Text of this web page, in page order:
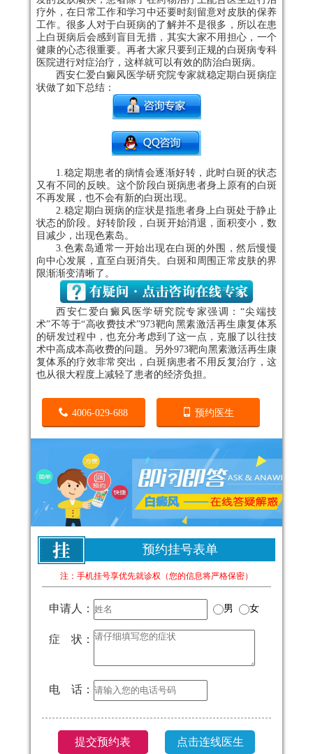
疗外，在日常工作和学习中还要时刻留意对皮肤的保养
工作。很多人对于白斑病的了解并不是很多，所以在患
上白斑病后会感到盲目无措，其实大家不用担心，一个
健康的心态很重要。再者大家只要到正规的白斑病专科
医院进行对症治疗，这样就可以有效的防治白斑病。
西安仁爱白癜风医学研究院专家就稳定期白斑病症
状做了如下总结：
1.稳定期患者的病情会逐渐好转，此时白斑的状态
又有不同的反映。这个阶段白斑病患者身上原有的白斑
不再发展，也不会有新的白斑出现。
2.稳定期白斑病的症状是指患者身上白斑处于静止
状态的阶段。好转阶段，白斑开始消退，面积变小，数
目减少，出现色素岛。
3.色素岛通常一开始出现在白斑的外围，然后慢慢
向中心发展，直至白斑消失。白斑和周围正常皮肤的界
限渐渐变清晰了。
西安仁爱白癜风医学研究院专家强调：“尖端技
术”不等于“高收费技术”973靶向黑素激活再生康复体系
的研发过程中，也充分考虑到了这一点，克服了以往技
术中高成本高收费的问题。另外973靶向黑素激活再生康
复体系的疗效非常突出，白斑病患者不用反复治疗，这
也从很大程度上减轻了患者的经济负担。
4006-029-688 预约医生
预约挂号表单
注：手机挂号享优先就诊权（您的信息将严格保密）
申请人： 男 女
症 状：
电 话：